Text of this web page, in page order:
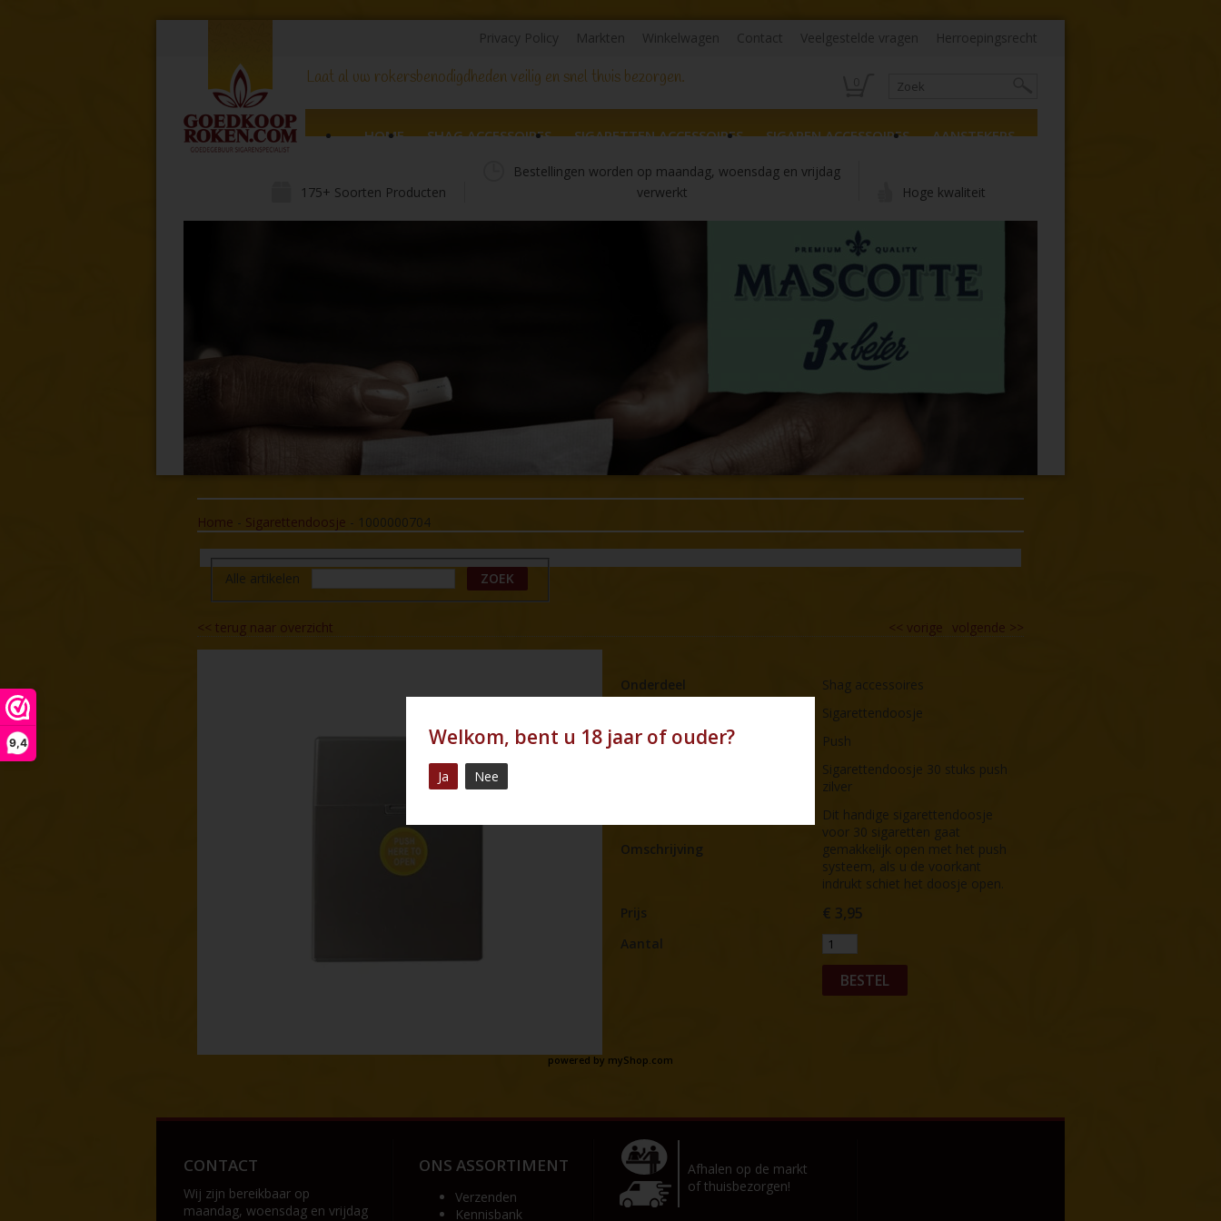
9,4
Privacy Policy Markten Winkelwagen Contact Veelgestelde vragen Herroepingsrecht
Laat al uw rokersbenodigdheden veilig en snel thuis bezorgen.
HOME SHAG ACCESSOIRES SIGARETTEN ACCESSOIRES SIGAREN ACCESSOIRES AANSTEKERS
175+ Soorten Producten
Bestellingen worden op maandag, woensdag en vrijdag
verwerkt
Hoge kwaliteit
Home - Sigarettendoosje - 1000000704
Alle artikelen ZOEK
<< terug naar overzicht volgende >>
<< vorige
Onderdeel
Shag accessoires
Sigarettendoosje
Merk
Push
Sigarettendoosje 30 stuks push
zilver
Omschrijving
Dit handige sigarettendoosje
voor 30 sigaretten gaat
gemakkelijk open met het push
systeem, als u de voorkant
indrukt schiet het doosje open.
Prijs
€ 3,95
Aantal
BESTEL
powered by myShop.com
CONTACT
Wij zijn bereikbaar op
maandag, woensdag en vrijdag
ONS ASSORTIMENT
Verzenden
Kennisbank
Afhalen op de markt
of thuisbezorgen!
Welkom, bent u 18 jaar of ouder?
Ja Nee